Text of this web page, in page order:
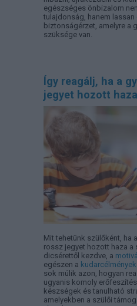
egészséges önbizalom
tulajdonság, hanem lassan
biztonságérzet, amelyre a
szüksége van.
Így reagálj, ha a
jegyet hozott
Mit tehetünk szülőként, ha
rossz jegyet hozott haza a
dicsérettől kezdve, a
egészen a
sok múlik azon, hogyan
ugyanis komoly
készségek és tanulható
amelyekben a szülői